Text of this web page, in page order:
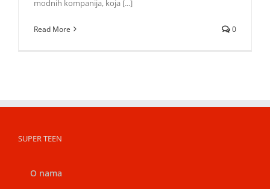
modnih kompanija, koja [...]
Read More 0
SUPER TEEN
O nama